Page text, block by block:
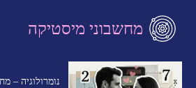
מחשבוני מיסטיקה
נומרולוגיה –